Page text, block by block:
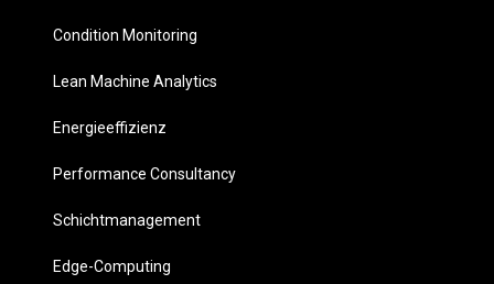
Condition Monitoring
Lean Machine Analytics
Energieeffizienz
Performance Consultancy
Schichtmanagement
Edge-Computing